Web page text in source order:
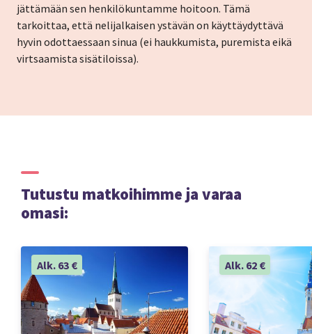
jättämään sen henkilökuntamme hoitoon. Tämä
tarkoittaa, että nelijalkaisen ystävän on käyttäydyttävä
hyvin odottaessaan sinua (ei haukkumista, puremista eikä
virtsaamista sisätiloissa).
Tutustu matkoihimme ja varaa
omasi:
Alk. 63 € Alk. 62 €